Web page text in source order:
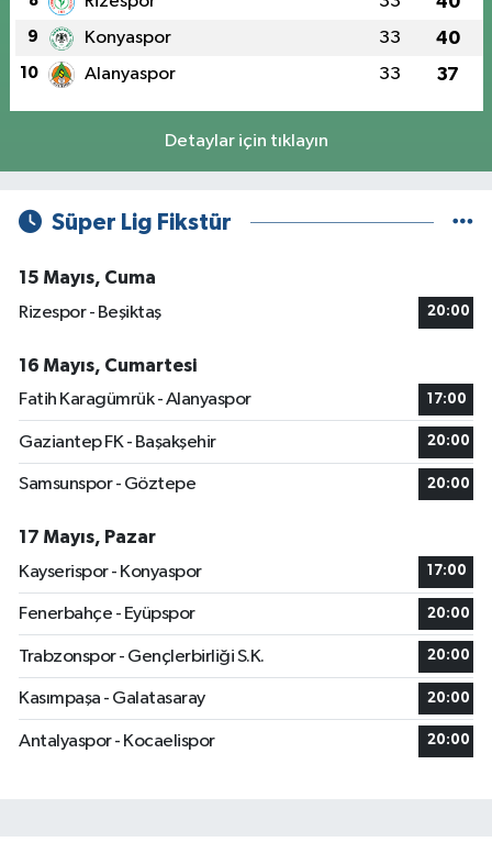
9 Konyaspor 33 40
10 Alanyaspor 33 37
Detaylar için tıklayın
Süper Lig Fikstür
15 Mayıs, Cuma
Rizespor - Beşiktaş
20:00
16 Mayıs, Cumartesi
Fatih Karagümrük - Alanyaspor
17:00
Gaziantep FK - Başakşehir 20:00
Samsunspor - Göztepe 20:00
17 Mayıs, Pazar
Kayserispor - Konyaspor
17:00
Fenerbahçe - Eyüpspor 20:00
Trabzonspor - Gençlerbirliği S.K. 20:00
Kasımpaşa - Galatasaray 20:00
Antalyaspor - Kocaelispor 20:00